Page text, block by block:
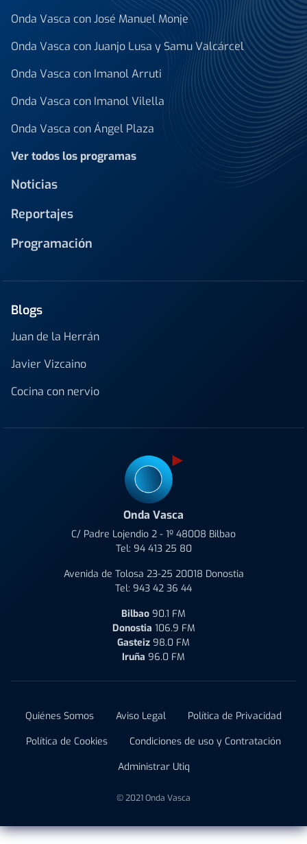
Onda Vasca con José Manuel Monje
Onda Vasca con Juanjo Lusa y Samu Valcárcel
Onda Vasca con Imanol Arruti
Onda Vasca con Imanol Vilella
Onda Vasca con Ángel Plaza
Ver todos los programas
Noticias
Reportajes
Programación
Blogs
Juan de la Herrán
Javier Vizcaino
Cocina con nervio
Onda Vasca
C/ Padre Lojendio 2 - 1º 48008 Bilbao
Tel: 94 413 25 80
Avenida de Tolosa 23-25 20018 Donostia
Tel: 943 42 36 44
Bilbao 90.1 FM
Donostia 106.9 FM
Gasteiz 98.0 FM
Iruña 96.0 FM
Quiénes Somos Aviso Legal
Política de Privacidad
Política de Cookies
Condiciones de uso y Contratación
Administrar Utiq
© 2021 Onda Vasca